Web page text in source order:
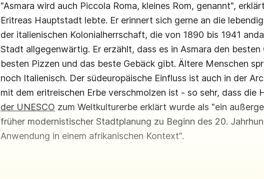
"Asmara wird auch Piccola Roma, kleines Rom, genannt",
Eritreas Hauptstadt lebte. Er erinnert sich gerne an die
der italienischen Kolonialherrschaft, die von 1890 bis 1941
Stadt allgegenwärtig. Er erzählt, dass es in Asmara den besten
besten Pizzen und das beste Gebäck gibt. Ältere Menschen
noch Italienisch. Der südeuropäische Einfluss ist auch in der
mit dem eritreischen Erbe verschmolzen ist - so sehr, dass die
der UNESCO zum Weltkulturerbe erklärt wurde als "ein
früher modernistischer Stadtplanung zu Beginn des 20.
Anwendung in einem afrikanischen Kontext".